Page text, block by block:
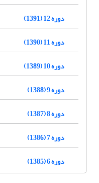
دوره 12 (1391)
دوره 11 (1390)
دوره 10 (1389)
دوره 9 (1388)
دوره 8 (1387)
دوره 7 (1386)
دوره 6 (1385)